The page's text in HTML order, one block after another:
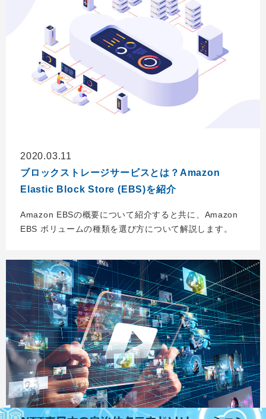
2020.03.11
ブロックストレージサービスとは？Amazon
Elastic Block Store (EBS)を紹介
Amazon EBSの概要について紹介すると共に、Amazon
EBS ボリュームの種類を選び方について解説します。